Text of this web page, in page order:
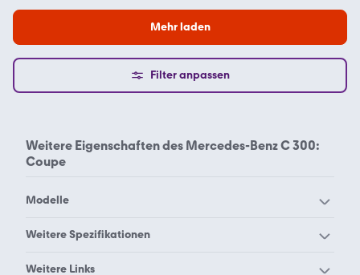
Mehr laden
Filter anpassen
Weitere Eigenschaften des Mercedes-Benz C 300:
Coupe
Modelle
Mercedes-Benz 190
Weitere Spezifikationen
Mercedes-Benz C 300
Weitere Links